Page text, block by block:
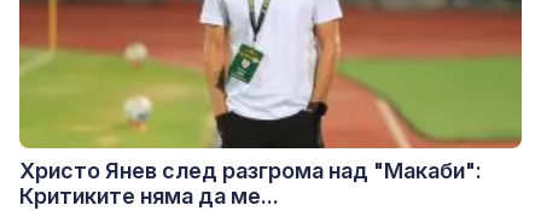
Христо Янев след разгрома над "Макаби":
Критиките няма да ме...